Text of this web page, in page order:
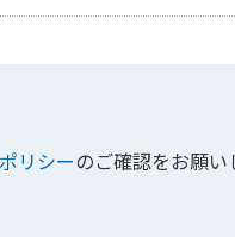
リシーのご確認をお願い